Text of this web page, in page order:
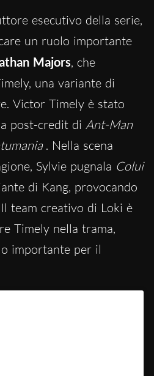
esecutivo della serie,
un ruolo importante
Majors, che
una variante di
Victor Timely è stato
post-credit di Ant-Man
. Nella scena
Sylvie pugnala Colui
di Kang, provocando
team creativo di Loki è
Timely nella trama,
importante per il